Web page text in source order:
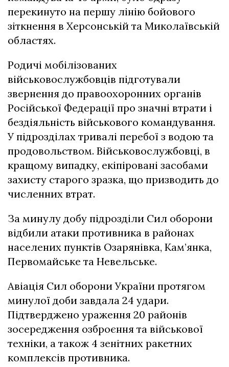
перекинуто на першу лінію бойового
зіткнення в Херсонській та Миколаївській
областях.
Родичі мобілізованих
військовослужбовців підготували
звернення до правоохоронних органів
Російської Федерації про значні втрати і
бездіяльність військового командування.
У підрозділах тривалі перебої з водою та
продовольством. Військовослужбовці, в
кращому випадку, екіпіровані засобами
захисту старого зразка, що призводить до
численних втрат.
За минулу добу підрозділи Сил оборони
відбили атаки противника в районах
населених пунктів Озарянівка, Кам’янка,
Первомайське та Невельське.
Авіація Сил оборони України протягом
минулої доби завдала 24 удари.
Підтверджено ураження 20 районів
зосередження озброєння та військової
техніки, а також 4 зенітних ракетних
комплексів противника.